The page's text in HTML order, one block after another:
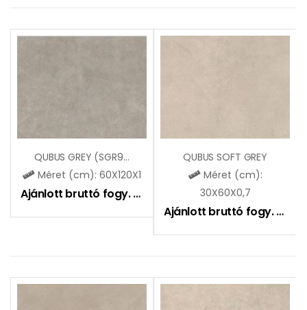
QUBUS GREY (SGR97)
Méret (cm): 60X120X1
Ajánlott bruttó fogy. ár:
QUBUS SOFT GREY
Méret (cm):
30X60X0,7
Ajánlott bruttó fogy. ár: